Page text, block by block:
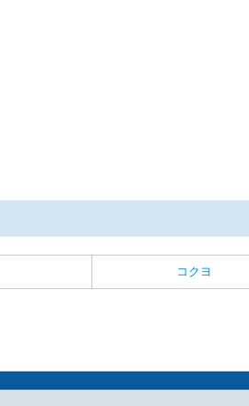
コクヨ